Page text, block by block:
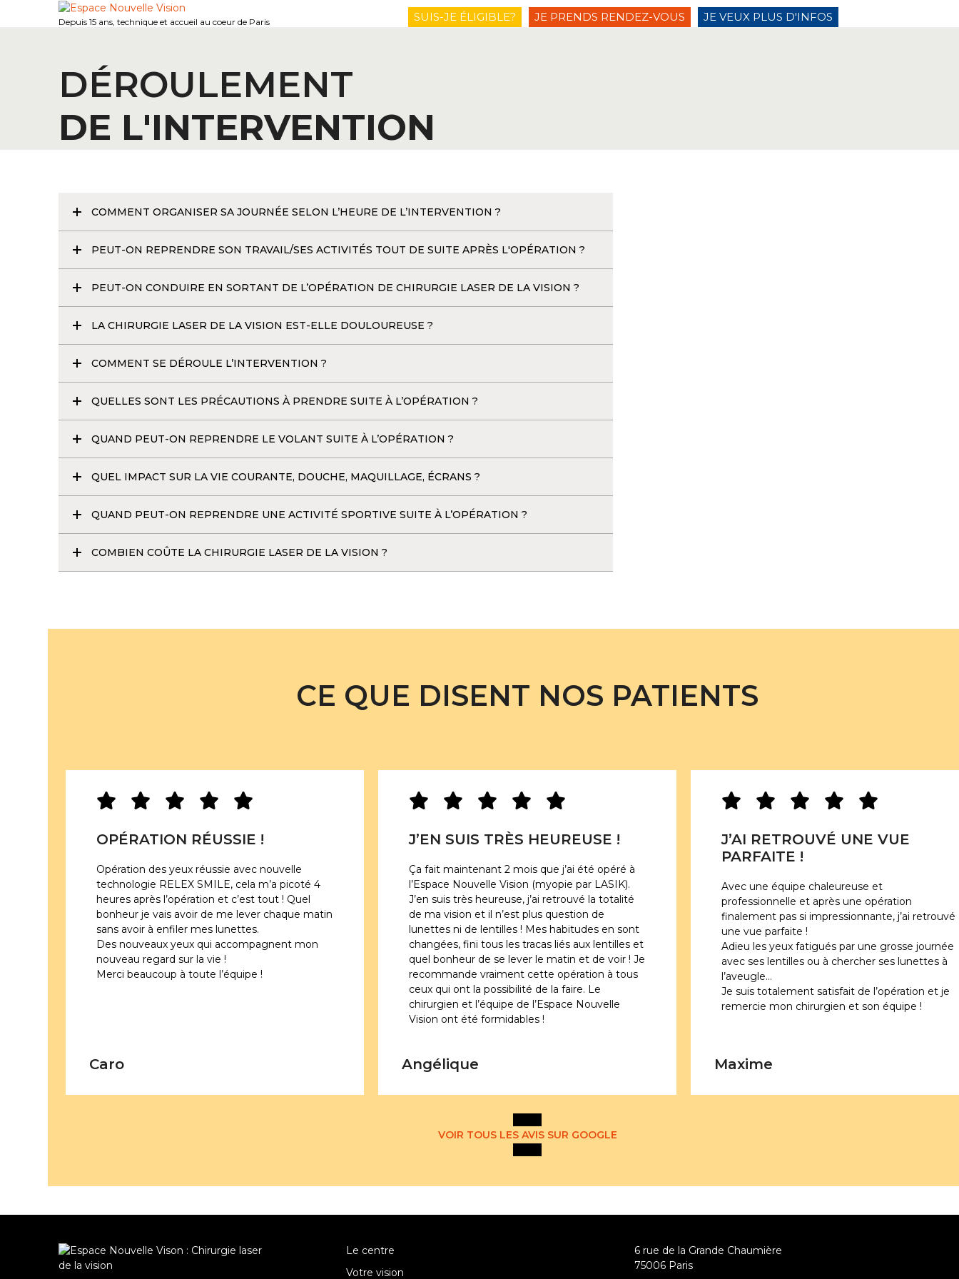
Depuis 15 ans, technique et accueil au coeur de Paris SUIS-JE ÉLIGIBLE? JE PRENDS RENDEZ-VOUS JE VEUX PLUS D'INFOS
DÉROULEMENT
DE L'INTERVENTION
COMMENT ORGANISER SA JOURNÉE SELON L’HEURE DE L’INTERVENTION ?
PEUT-ON REPRENDRE SON TRAVAIL/SES ACTIVITÉS TOUT DE SUITE APRÈS L'OPÉRATION ?
PEUT-ON CONDUIRE EN SORTANT DE L’OPÉRATION DE CHIRURGIE LASER DE LA VISION ?
LA CHIRURGIE LASER DE LA VISION EST-ELLE DOULOUREUSE ?
COMMENT SE DÉROULE L’INTERVENTION ?
QUELLES SONT LES PRÉCAUTIONS À PRENDRE SUITE À L’OPÉRATION ?
QUAND PEUT-ON REPRENDRE LE VOLANT SUITE À L’OPÉRATION ?
QUEL IMPACT SUR LA VIE COURANTE, DOUCHE, MAQUILLAGE, ÉCRANS ?
QUAND PEUT-ON REPRENDRE UNE ACTIVITÉ SPORTIVE SUITE À L’OPÉRATION ?
COMBIEN COÛTE LA CHIRURGIE LASER DE LA VISION ?
CE QUE DISENT NOS PATIENTS
OPÉRATION RÉUSSIE !
Opération des yeux réussie avec nouvelle
technologie RELEX SMILE, cela m’a picoté 4
heures après l’opération et c’est tout ! Quel
bonheur je vais avoir de me lever chaque matin
sans avoir à enfiler mes lunettes.
Des nouveaux yeux qui accompagnent mon
nouveau regard sur la vie !
Merci beaucoup à toute l’équipe !
Caro
J’EN SUIS TRÈS HEUREUSE !
Ça fait maintenant 2 mois que j’ai été opéré à
l’Espace Nouvelle Vision (myopie par LASIK).
J’en suis très heureuse, j’ai retrouvé la totalité
de ma vision et il n’est plus question de
lunettes ni de lentilles ! Mes habitudes en sont
changées, fini tous les tracas liés aux lentilles et
quel bonheur de se lever le matin et de voir ! Je
recommande vraiment cette opération à tous
ceux qui ont la possibilité de la faire. Le
chirurgien et l’équipe de l’Espace Nouvelle
Vision ont été formidables !
Angélique
J’AI RETROUVÉ UNE VUE
PARFAITE !
Avec une équipe chaleureuse et
professionnelle et après une opération
finalement pas si impressionnante, j’ai retrouvé
une vue parfaite !
Adieu les yeux fatigués par une grosse journée
avec ses lentilles ou à chercher ses lunettes à
l’aveugle…
Je suis totalement satisfait de l’opération et je
remercie mon chirurgien et son équipe !
Maxime
VOIR TOUS LES AVIS SUR GOOGLE
Le centre
Votre vision
6 rue de la Grande Chaumière
75006 Paris